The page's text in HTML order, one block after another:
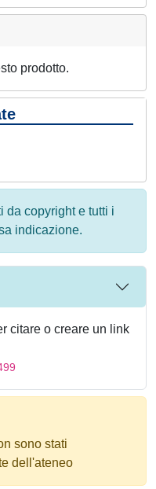
prodotto.
da copyright e tutti i
indicazione.
citare o creare un link
sono stati
dell'ateneo